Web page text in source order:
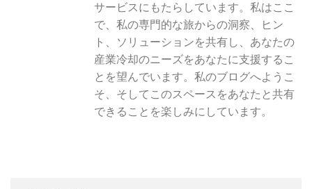
サービスにもたらしています。私はここ
で、私の専門的な旅からの洞察、ヒン
ト、ソリューションを共有し、あなたの
産業冷却のニーズをあなたに支援するこ
とを望んでいます。私のブログへようこ
そ、そしてこのスペースをあなたと共有
できることを楽しみにしています。